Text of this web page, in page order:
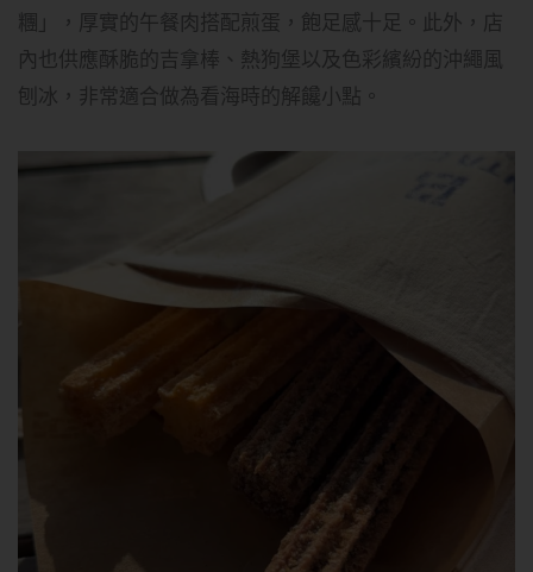
糰」，厚實的午餐肉搭配煎蛋，飽足感十足。此外，店
內也供應酥脆的吉拿棒、熱狗堡以及色彩繽紛的沖繩風
刨冰，非常適合做為看海時的解饞小點。